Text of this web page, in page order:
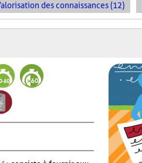
des connaissances (12)